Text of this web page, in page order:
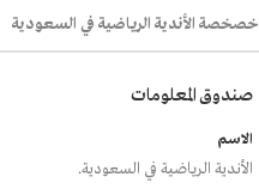
خصخصة الأندية الرياضية في السعودية
صندوق المعلومات
الاسم
الأندية الرياضية في السعودية.